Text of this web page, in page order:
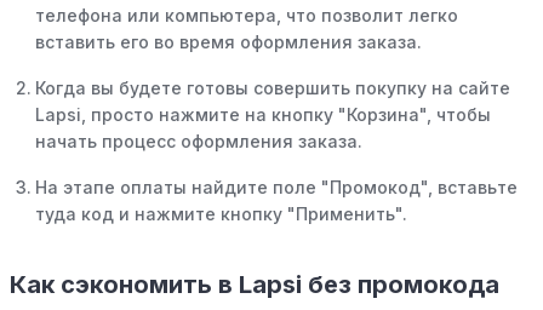
телефона или компьютера, что позволит легко
вставить его во время оформления заказа.
Когда вы будете готовы совершить покупку на сайте
Lapsi, просто нажмите на кнопку "Корзина", чтобы
начать процесс оформления заказа.
На этапе оплаты найдите поле "Промокод", вставьте
туда код и нажмите кнопку "Применить".
Как сэкономить в Lapsi без промокода